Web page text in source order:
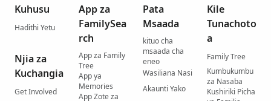
Kuhusu
Hadithi Yetu
Njia za
Kuchangia
Get Involved
App za
FamilySea
rch
App za Family
Tree
App ya
Memories
App Zote za
Pata
Msaada
kituo cha
msaada cha
eneo
Wasiliana Nasi
Akaunti Yako
Kile
Tunachoto
a
Family Tree
Kumbukumbu
za Nasaba
Kushiriki Picha